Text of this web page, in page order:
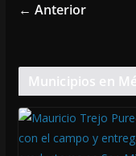
← Anterior
Municipios en